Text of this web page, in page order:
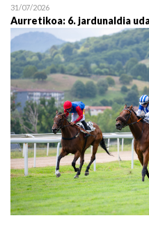
31/07/2026
Aurretikoa: 6. jardunaldia